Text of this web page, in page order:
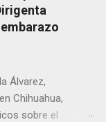
la puerta,
como presidente
región.
Álvarez,
Chihuahua,
sobre el